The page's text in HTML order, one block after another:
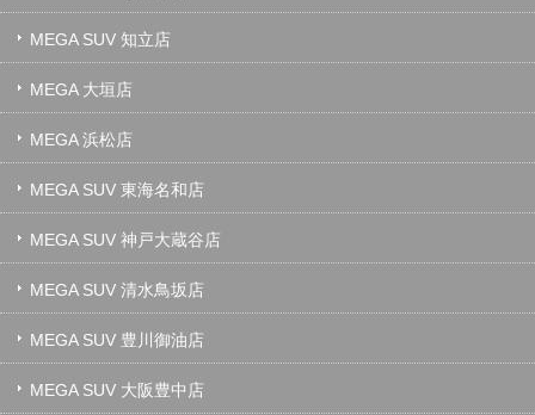
MEGA SUV 知立店
MEGA 大垣店
MEGA 浜松店
MEGA SUV 東海名和店
MEGA SUV 神戸大蔵谷店
MEGA SUV 清水鳥坂店
MEGA SUV 豊川御油店
MEGA SUV 大阪豊中店